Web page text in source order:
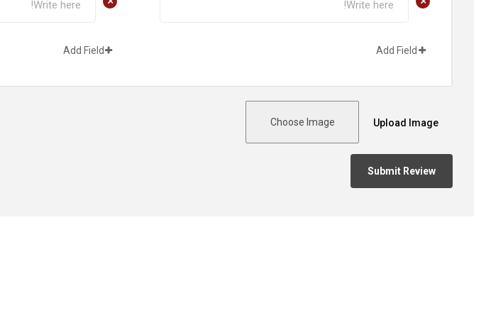
Add Field
Add Field
Upload Image
Choose Image